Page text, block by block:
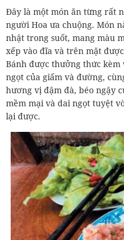
Đây là một món ăn từng rất
người Hoa ưa chuộng. Món
nhật trong suốt, mang màu
xếp vào đĩa và trên mặt
Bánh được thưởng thức
ngọt của giấm và đường,
hương vị đậm đà, béo ngậy
mềm mại và dai ngọt tuyệt
lại được.